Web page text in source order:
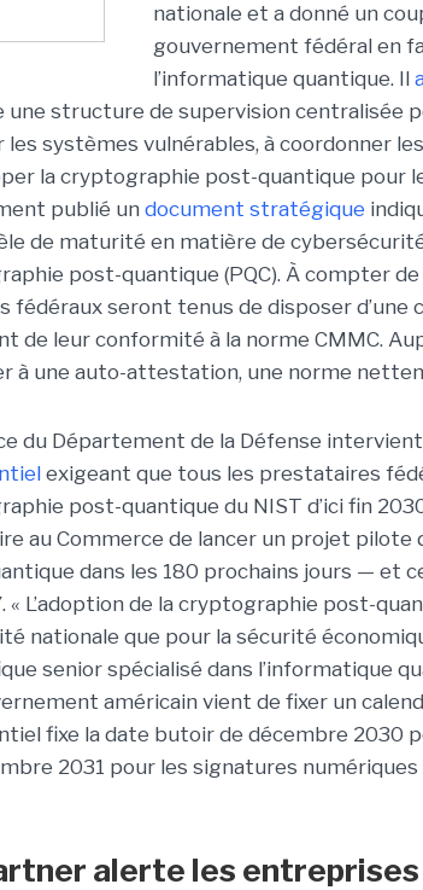
nationale et a donné un
gouvernement fédéral en
l’informatique quantique. Il
une structure de supervision centralisée
les systèmes vulnérables, à coordonner
la cryptographie post-quantique pour
publié un document stratégique
de maturité en matière de cybersécurité
post-quantique (PQC). À compter
fédéraux seront tenus de disposer
de leur conformité à la norme CMMC.
à une auto-attestation, une norme
du Département de la Défense
exigeant que tous les prestataires
post-quantique du NIST d’ici fin
au Commerce de lancer un projet
dans les 180 prochains jours — et
« L’adoption de la cryptographie post-
nationale que pour la sécurité
senior spécialisé dans l’informatique
américain vient de fixer un
fixe la date butoir de décembre 2030
2031 pour les signatures
alerte les entreprises